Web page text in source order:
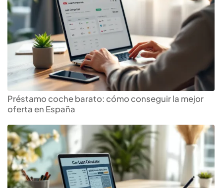
Préstamo coche barato: cómo conseguir la mejor
oferta en España